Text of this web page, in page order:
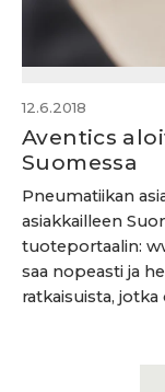
12.6.2018
Aventics
Suomessa
Pneumatiikan
asiakkailleen
tuoteportaalin:
saa nopeasti ja
ratkaisuista, jotka